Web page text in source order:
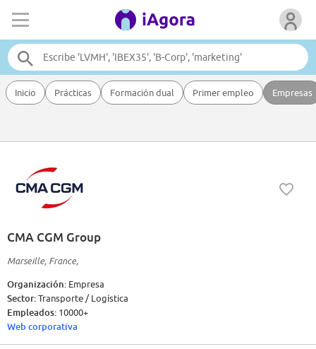
Inicio Prácticas Formación dual Primer empleo Empresas
CMA CGM Group
Marseille, France,
Organización: Empresa
Sector:Transporte / Logística
Empleados: 10000+
Web corporativa